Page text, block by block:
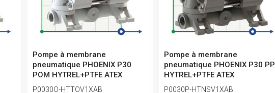
Pompe à membrane
pneumatique PHOENIX P30
POM HYTREL+PTFE ATEX
P0030O-HTTOV1XAB
Pompe à membrane
pneumatique PHOENIX P30 PP
HYTREL+PTFE ATEX
P0030P-HTNSV1XAB